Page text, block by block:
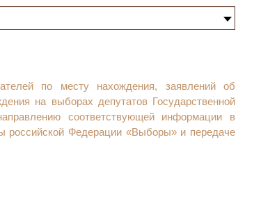
по месту нахождения, заявлений об
на выборах депутатов Государственной
соответствующей информации в
российской Федерации «Выборы» и передаче